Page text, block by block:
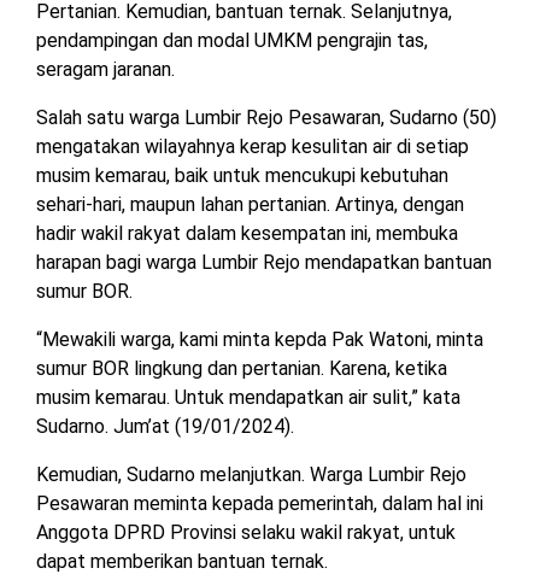
BAWANG
BARAT
MESUJI
DPRD
BARAT
DPRD
TULANG
BAWANG
DPRD
TULANG
BARAT
DPRD
WAYKANAN
INFO
PERIKLANAN
KEBIJAKAN
PRIVASI
SOSIAL
MEDIA
PEDOMAN
MEDIA
SIBER
REDAKSI
TENTANG
KAMI
Pertanian. Kemudian, bantuan ternak. Selanjutnya,
pendampingan dan modal UMKM pengrajin tas,
seragam jaranan.
Salah satu warga Lumbir Rejo Pesawaran, Sudarno (50)
mengatakan wilayahnya kerap kesulitan air di setiap
musim kemarau, baik untuk mencukupi kebutuhan
sehari-hari, maupun lahan pertanian. Artinya, dengan
hadir wakil rakyat dalam kesempatan ini, membuka
harapan bagi warga Lumbir Rejo mendapatkan bantuan
sumur BOR.
“Mewakili warga, kami minta kepda Pak Watoni, minta
sumur BOR lingkung dan pertanian. Karena, ketika
musim kemarau. Untuk mendapatkan air sulit,” kata
Sudarno. Jum’at (19/01/2024).
Kemudian, Sudarno melanjutkan. Warga Lumbir Rejo
Pesawaran meminta kepada pemerintah, dalam hal ini
Anggota DPRD Provinsi selaku wakil rakyat, untuk
dapat memberikan bantuan ternak.